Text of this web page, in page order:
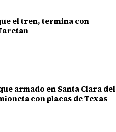
el tren, termina con
armado en Santa Clara del
con placas de Texas